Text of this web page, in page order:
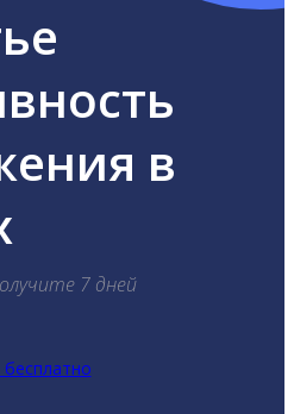
в
7 дней